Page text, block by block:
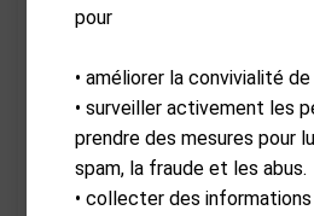
pour
• améliorer la convivialité
• surveiller activement les
prendre des mesures pour
spam, la fraude et les abus.
• collecter des informations